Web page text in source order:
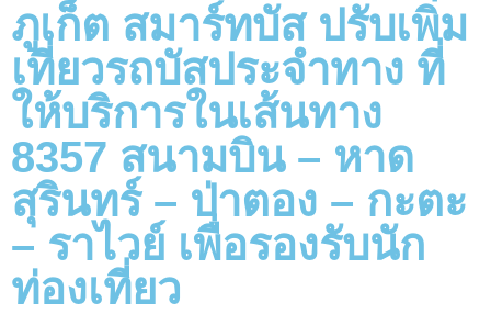
ภูเก็ต​ สมาร์ท​บัส ปรับเพิ่ม
เที่ยวรถบัสประจำทาง​ ที่
ให้บริการในเส้นทาง
8357 สนามบิน – หาด
สุรินทร์​ – ป่าตอง – กะตะ
– ราไวย์​ เพื่อรองรับนัก
ท่องเที่ยว